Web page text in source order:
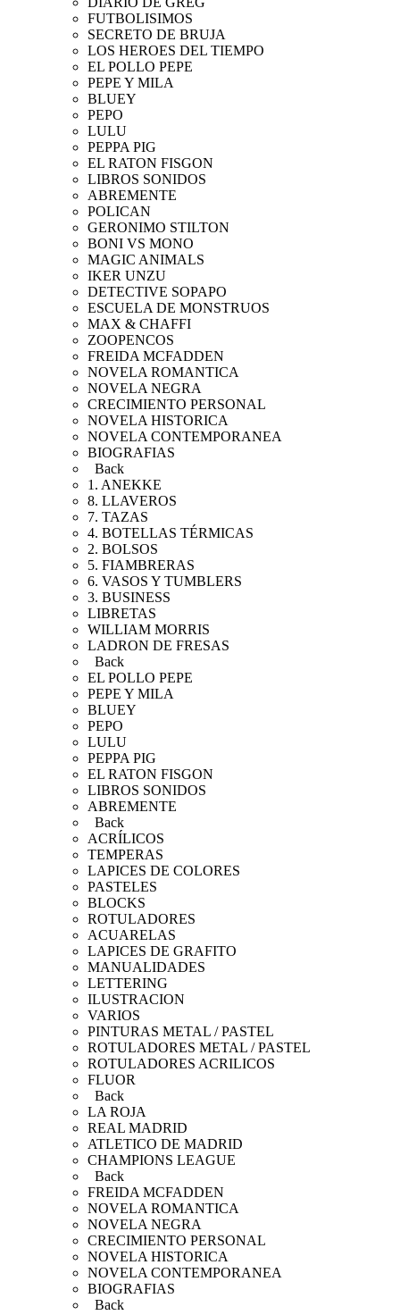
FUTBOLISIMOS
SECRETO DE BRUJA
LOS HEROES DEL TIEMPO
EL POLLO PEPE
PEPE Y MILA
BLUEY
PEPO
LULU
PEPPA PIG
EL RATON FISGON
LIBROS SONIDOS
ABREMENTE
POLICAN
GERONIMO STILTON
BONI VS MONO
MAGIC ANIMALS
IKER UNZU
DETECTIVE SOPAPO
ESCUELA DE MONSTRUOS
MAX & CHAFFI
ZOOPENCOS
FREIDA MCFADDEN
NOVELA ROMANTICA
NOVELA NEGRA
CRECIMIENTO PERSONAL
NOVELA HISTORICA
NOVELA CONTEMPORANEA
BIOGRAFIAS
Back
1. ANEKKE
8. LLAVEROS
7. TAZAS
4. BOTELLAS TÉRMICAS
2. BOLSOS
5. FIAMBRERAS
6. VASOS Y TUMBLERS
3. BUSINESS
LIBRETAS
WILLIAM MORRIS
LADRON DE FRESAS
Back
EL POLLO PEPE
PEPE Y MILA
BLUEY
PEPO
LULU
PEPPA PIG
EL RATON FISGON
LIBROS SONIDOS
ABREMENTE
Back
ACRÍLICOS
TEMPERAS
LAPICES DE COLORES
PASTELES
BLOCKS
ROTULADORES
ACUARELAS
LAPICES DE GRAFITO
MANUALIDADES
LETTERING
ILUSTRACION
VARIOS
PINTURAS METAL / PASTEL
ROTULADORES METAL / PASTEL
ROTULADORES ACRILICOS
FLUOR
Back
LA ROJA
REAL MADRID
ATLETICO DE MADRID
CHAMPIONS LEAGUE
Back
FREIDA MCFADDEN
NOVELA ROMANTICA
NOVELA NEGRA
CRECIMIENTO PERSONAL
NOVELA HISTORICA
NOVELA CONTEMPORANEA
BIOGRAFIAS
Back